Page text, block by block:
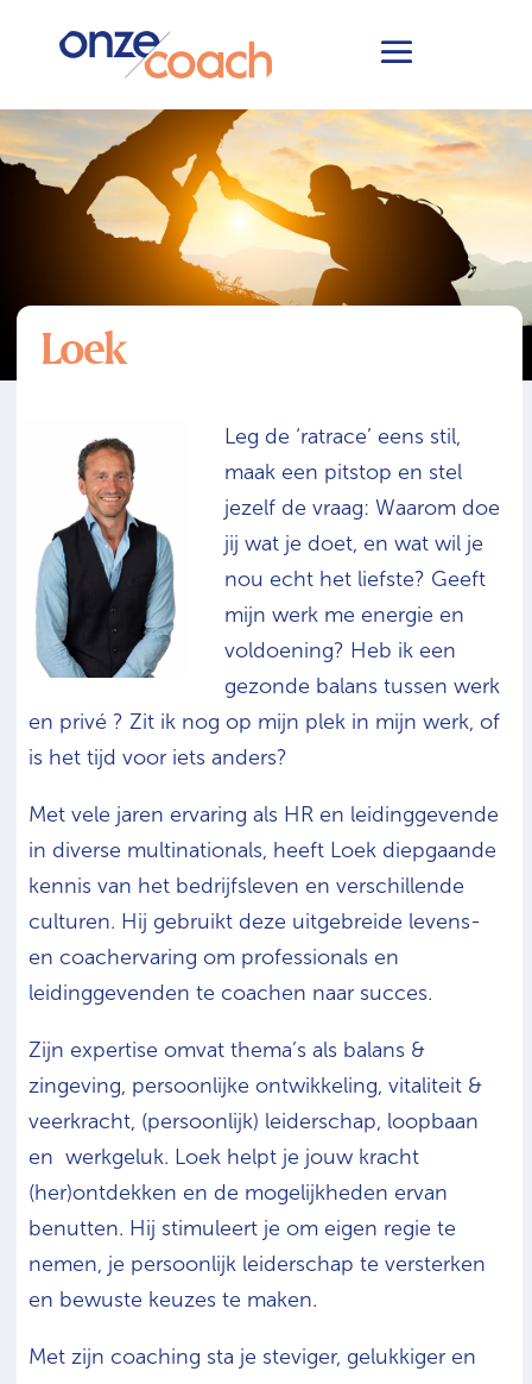
Loek
Leg de ‘ratrace’ eens stil,
maak een pitstop en stel
jezelf de vraag: Waarom doe
jij wat je doet, en wat wil je
nou echt het liefste? Geeft
mijn werk me energie en
voldoening? Heb ik een
gezonde balans tussen werk
en privé ? Zit ik nog op mijn plek in mijn werk, of
is het tijd voor iets anders?
Met vele jaren ervaring als HR en leidinggevende
in diverse multinationals, heeft Loek diepgaande
kennis van het bedrijfsleven en verschillende
culturen. Hij gebruikt deze uitgebreide levens-
en coachervaring om professionals en
leidinggevenden te coachen naar succes.
Zijn expertise omvat thema’s als balans &
zingeving, persoonlijke ontwikkeling, vitaliteit &
veerkracht, (persoonlijk) leiderschap, loopbaan
en werkgeluk. Loek helpt je jouw kracht
(her)ontdekken en de mogelijkheden ervan
benutten. Hij stimuleert je om eigen regie te
nemen, je persoonlijk leiderschap te versterken
en bewuste keuzes te maken.
Met zijn coaching sta je steviger, gelukkiger en